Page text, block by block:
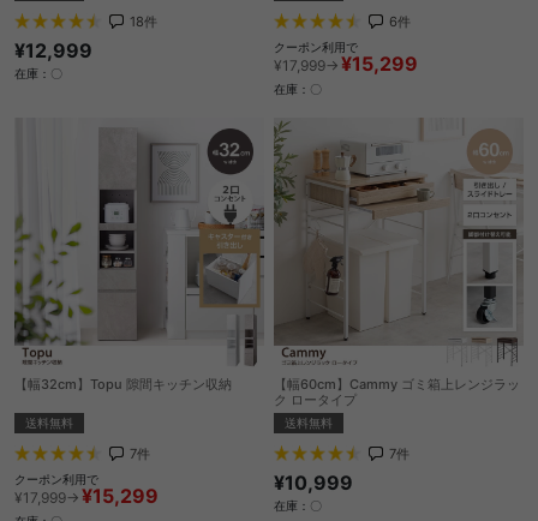
18件
¥12,999
在庫：〇
6件
クーポン利用で
¥17,999→ ¥15,299
在庫：〇
【幅32cm】Topu 隙間キッチン収納
送料無料
7件
クーポン利用で
¥17,999→ ¥15,299
【幅60cm】Cammy ゴミ箱上レンジラッ
ク ロータイプ
送料無料
7件
¥10,999
在庫：〇